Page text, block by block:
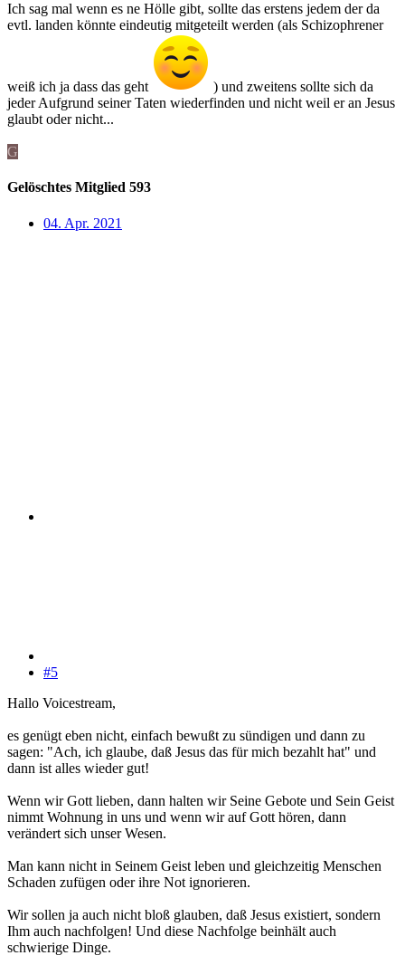
Ich sag mal wenn es ne Hölle gibt, sollte das erstens jedem der da
evtl. landen könnte eindeutig mitgeteilt werden (als Schizophrener
weiß ich ja dass das geht
) und zweitens sollte sich da
jeder Aufgrund seiner Taten wiederfinden und nicht weil er an Jesus
glaubt oder nicht...
G
Gelöschtes Mitglied 593
04. Apr. 2021
#5
Hallo Voicestream,
es genügt eben nicht, einfach bewußt zu sündigen und dann zu
sagen: "Ach, ich glaube, daß Jesus das für mich bezahlt hat" und
dann ist alles wieder gut!
Wenn wir Gott lieben, dann halten wir Seine Gebote und Sein Geist
nimmt Wohnung in uns und wenn wir auf Gott hören, dann
verändert sich unser Wesen.
Man kann nicht in Seinem Geist leben und gleichzeitig Menschen
Schaden zufügen oder ihre Not ignorieren.
Wir sollen ja auch nicht bloß glauben, daß Jesus existiert, sondern
Ihm auch nachfolgen! Und diese Nachfolge beinhält auch
schwierige Dinge.